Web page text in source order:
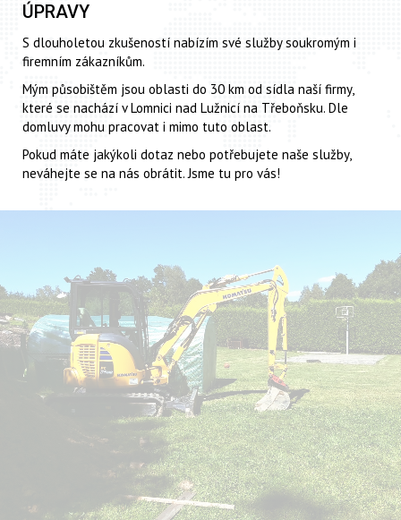
ÚPRAVY
S dlouholetou zkušeností nabízím své služby soukromým i
firemním zákazníkům.
Mým působištěm jsou oblasti do 30 km od sídla naší firmy,
které se nachází v Lomnici nad Lužnicí na Třeboňsku. Dle
domluvy mohu pracovat i mimo tuto oblast.
Pokud máte jakýkoli dotaz nebo potřebujete naše služby,
neváhejte se na nás obrátit. Jsme tu pro vás!